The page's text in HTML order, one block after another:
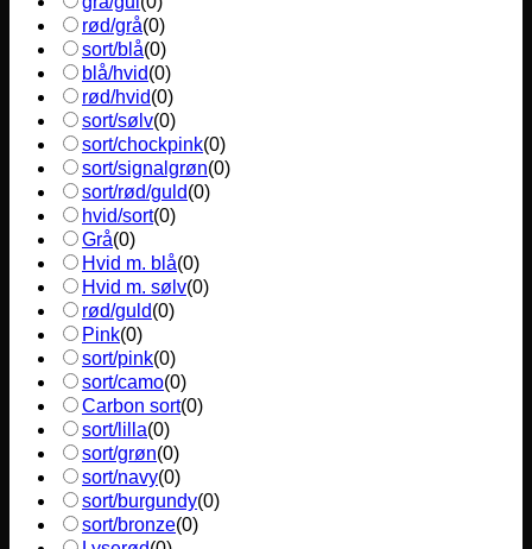
rød/grå(0)
sort/blå(0)
blå/hvid(0)
rød/hvid(0)
sort/sølv(0)
sort/chockpink(0)
sort/signalgrøn(0)
sort/rød/guld(0)
hvid/sort(0)
Grå(0)
Hvid m. blå(0)
Hvid m. sølv(0)
rød/guld(0)
Pink(0)
sort/pink(0)
sort/camo(0)
Carbon sort(0)
sort/lilla(0)
sort/grøn(0)
sort/navy(0)
sort/burgundy(0)
sort/bronze(0)